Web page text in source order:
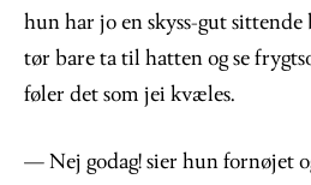
hun har jo en skyss-gut
tør bare ta til hatten og se
føler det som jei kvæles.
— Nej godag! sier hun fornøjet